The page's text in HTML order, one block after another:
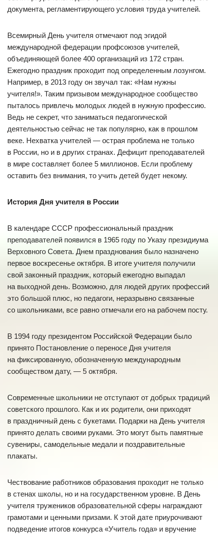
документа, регламентирующего условия труда учителей.
Всемирный День учителя отмечают под эгидой
международной федерации профсоюзов учителей,
объединяющей более 400 организаций из 172 стран.
Ежегодно праздник проходит под определенным лозунгом.
Например, в 2013 году он звучал так: «Нам нужны
учителя!». Таким призывом международное сообщество
пыталось привлечь молодых людей в нужную профессию.
Ведь не секрет, что заниматься педагогической
деятельностью сейчас не так популярно, как в прошлом
веке. Нехватка учителей — острая проблема не только
в России, но и в других странах. Дефицит преподавателей
в мире составляет более 5 миллионов. Если проблему
оставить без внимания, то учить детей будет некому.
История Дня учителя в России
В календаре СССР профессиональный праздник
преподавателей появился в 1965 году по Указу президиума
Верховного Совета. Днем празднования было назначено
первое воскресенье октября. В итоге учителя получили
свой законный праздник, который ежегодно выпадал
на выходной день. Возможно, для людей других профессий
это большой плюс, но педагоги, неразрывно связанные
со школьниками, все равно отмечали его на рабочем посту.
В 1994 году президентом Российской Федерации было
принято Постановление о переносе Дня учителя
на фиксированную, обозначенную международным
сообществом дату, — 5 октября.
Современные школьники не отступают от добрых традиций
советского прошлого. Как и их родители, они приходят
в праздничный день с букетами. Подарки на День учителя
принято делать своими руками. Это могут быть памятные
сувениры, самодельные медали и поздравительные
плакаты.
Чествование работников образования проходит не только
в стенах школы, но и на государственном уровне. В День
учителя тружеников образовательной сферы награждают
грамотами и ценными призами. К этой дате приурочивают
подведение итогов конкурса «Учитель года» и вручение